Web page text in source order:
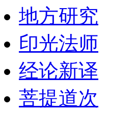
地方研究
印光法师
经论新译
菩提道次